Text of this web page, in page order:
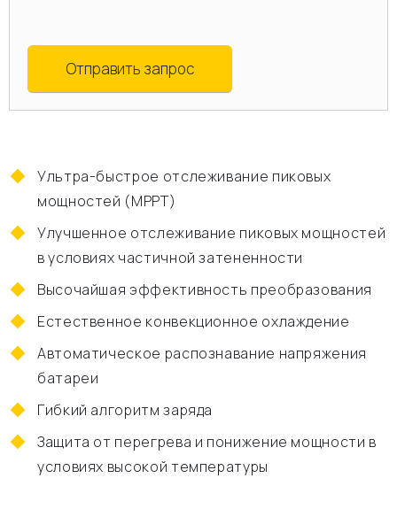
Отправить запрос
Ультра-быстрое отслеживание пиковых
мощностей (MPPT)
Улучшенное отслеживание пиковых мощностей
в условиях частичной затененности
Высочайшая эффективность преобразования
Естественное конвекционное охлаждение
Автоматическое распознавание напряжения
батареи
Гибкий алгоритм заряда
Защита от перегрева и понижение мощности в
условиях высокой температуры